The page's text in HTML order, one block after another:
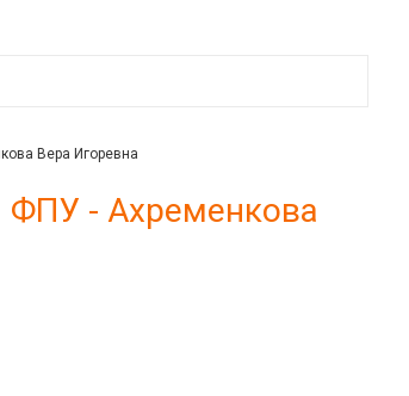
Вера Игоревна
ФПУ - Ахременкова